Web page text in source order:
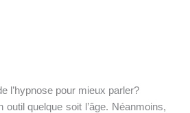
l’hypnose pour mieux parler?
outil quelque soit l’âge. Néanmoins,